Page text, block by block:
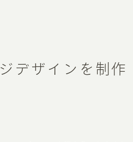
デザインを制作